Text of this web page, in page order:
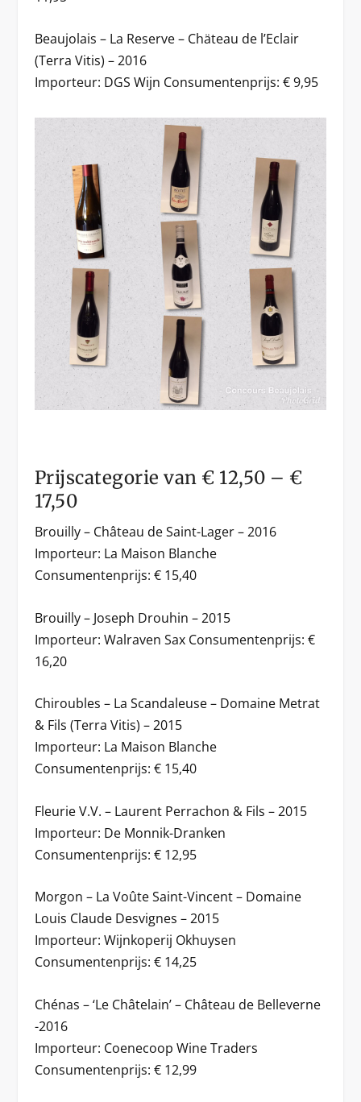
Beaujolais – La Reserve – Chäteau de l’Eclair
(Terra Vitis) – 2016
Importeur: DGS Wijn Consumentenprijs: € 9,95
Prijscategorie van € 12,50 – €
17,50
Brouilly – Château de Saint-Lager – 2016
Importeur: La Maison Blanche
Consumentenprijs: € 15,40
Brouilly – Joseph Drouhin – 2015
Importeur: Walraven Sax Consumentenprijs: €
16,20
Chiroubles – La Scandaleuse – Domaine Metrat
& Fils (Terra Vitis) – 2015
Importeur: La Maison Blanche
Consumentenprijs: € 15,40
Fleurie V.V. – Laurent Perrachon & Fils – 2015
Importeur: De Monnik-Dranken
Consumentenprijs: € 12,95
Morgon – La Voûte Saint-Vincent – Domaine
Louis Claude Desvignes – 2015
Importeur: Wijnkoperij Okhuysen
Consumentenprijs: € 14,25
Chénas – ‘Le Châtelain’ – Château de Belleverne
-2016
Importeur: Coenecoop Wine Traders
Consumentenprijs: € 12,99